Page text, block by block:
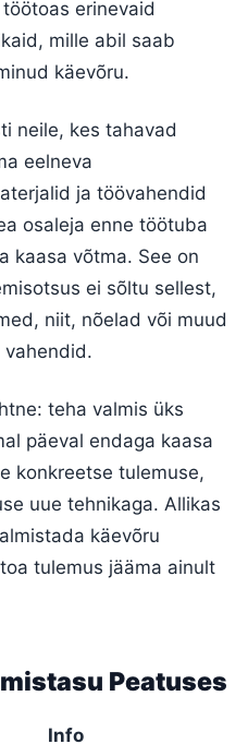
erinevaid
mille abil saab
käevõru.
neile, kes tahavad
eelneva
ja töövahendid
osaleja enne töötuba
kaasa võtma. See on
ei sõltu sellest,
niit, nõelad või muud
vahendid.
teha valmis üks
päeval endaga kaasa
konkreetse tulemuse,
uue tehnikaga. Allikas
käevõru
tulemus jääma ainult
Peatuses
Info